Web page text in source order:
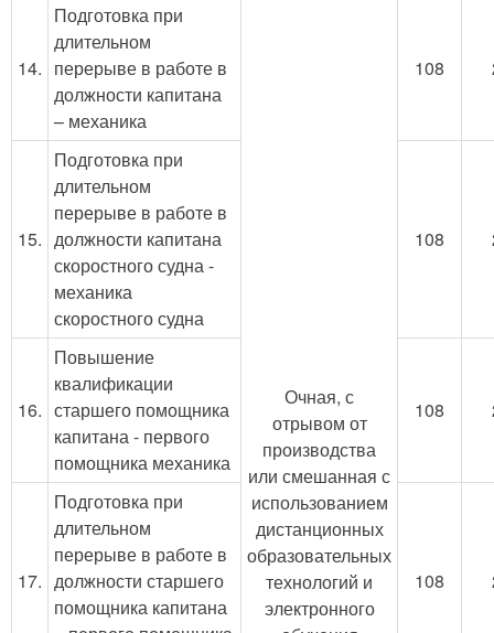
Очная, с
отрывом от
производства
или смешанная с
использованием
дистанционных
образовательных
технологий и
электронного
14.
Подготовка при
длительном
перерыве в работе в
должности капитана
– механика
108
15.
Подготовка при
длительном
перерыве в работе в
должности капитана
скоростного судна -
механика
скоростного судна
108
16.
Повышение
квалификации
старшего помощника
капитана - первого
помощника механика
108
17.
Подготовка при
длительном
перерыве в работе в
должности старшего
помощника капитана
108